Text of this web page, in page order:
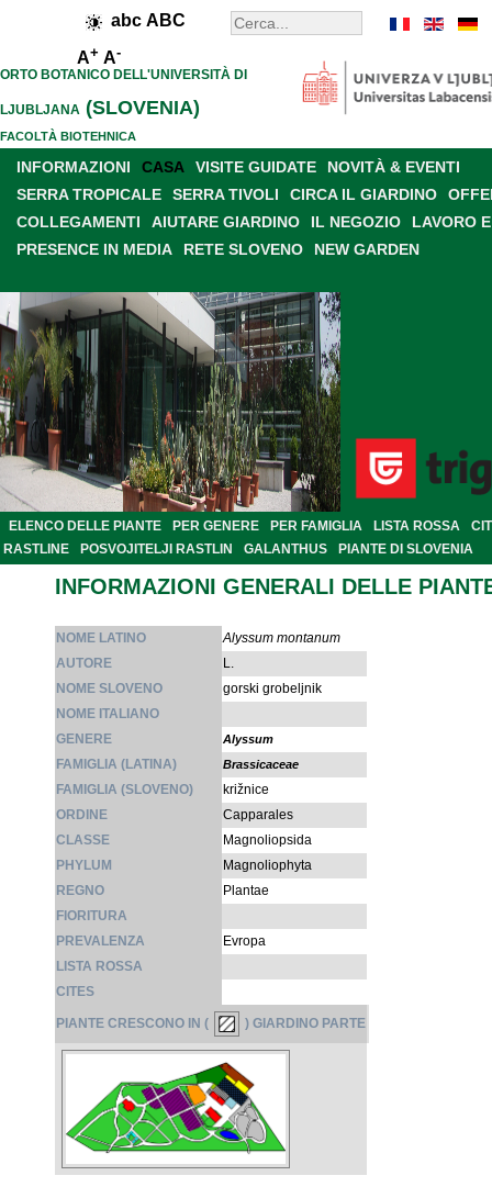
abc ABC
A+ A-
ORTO BOTANICO DELL'UNIVERSITÀ DI
LJUBLJANA (SLOVENIA)
FACOLTÀ BIOTEHNICA
INFORMAZIONI CASA VISITE GUIDATE
NOVITÀ & EVENTI
SERRA TROPICALE
SERRA TIVOLI CIRCA IL GIARDINO
COLLEGAMENTI
AIUTARE GIARDINO IL NEGOZIO
LAVORO
PRESENCE IN MEDIA
RETE SLOVENO NEW GARDEN
ELENCO DELLE PIANTE PER GENERE PER FAMIGLIA LISTA ROSSA
RASTLINE
POSVOJITELJI RASTLIN GALANTHUS PIANTE DI SLOVENIA
INFORMAZIONI GENERALI DELLE
NOME LATINO
Alyssum montanum
AUTORE
L.
NOME SLOVENO
gorski grobeljnik
NOME ITALIANO
GENERE
Alyssum
FAMIGLIA (LATINA) Brassicaceae
FAMIGLIA (SLOVENO)
križnice
ORDINE
Capparales
CLASSE
Magnoliopsida
PHYLUM
Magnoliophyta
REGNO
Plantae
FIORITURA
PREVALENZA
Evropa
LISTA ROSSA
CITES
PIANTE CRESCONO IN ( ) GIARDINO PARTE